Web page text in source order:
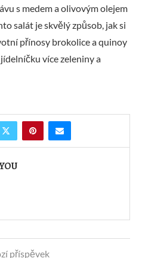
s medem a olivovým olejem
salát je skvělý způsob, jak si
přínosy brokolice a quinoy
více zeleniny a
příspěvek